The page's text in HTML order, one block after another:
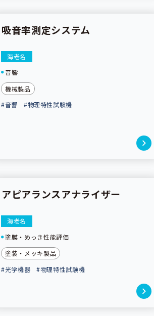
吸音率測定システム
海老名
音響
機械製品
#音響
#物理特性試験機
アピアランスアナライザー
海老名
塗膜・めっき性能評価
塗装・メッキ製品
#光学機器
#物理特性試験機